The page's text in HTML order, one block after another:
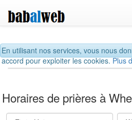
En utilisant nos services, vous nous
accord pour exploiter les cookies.Plus
Horaires de prières à